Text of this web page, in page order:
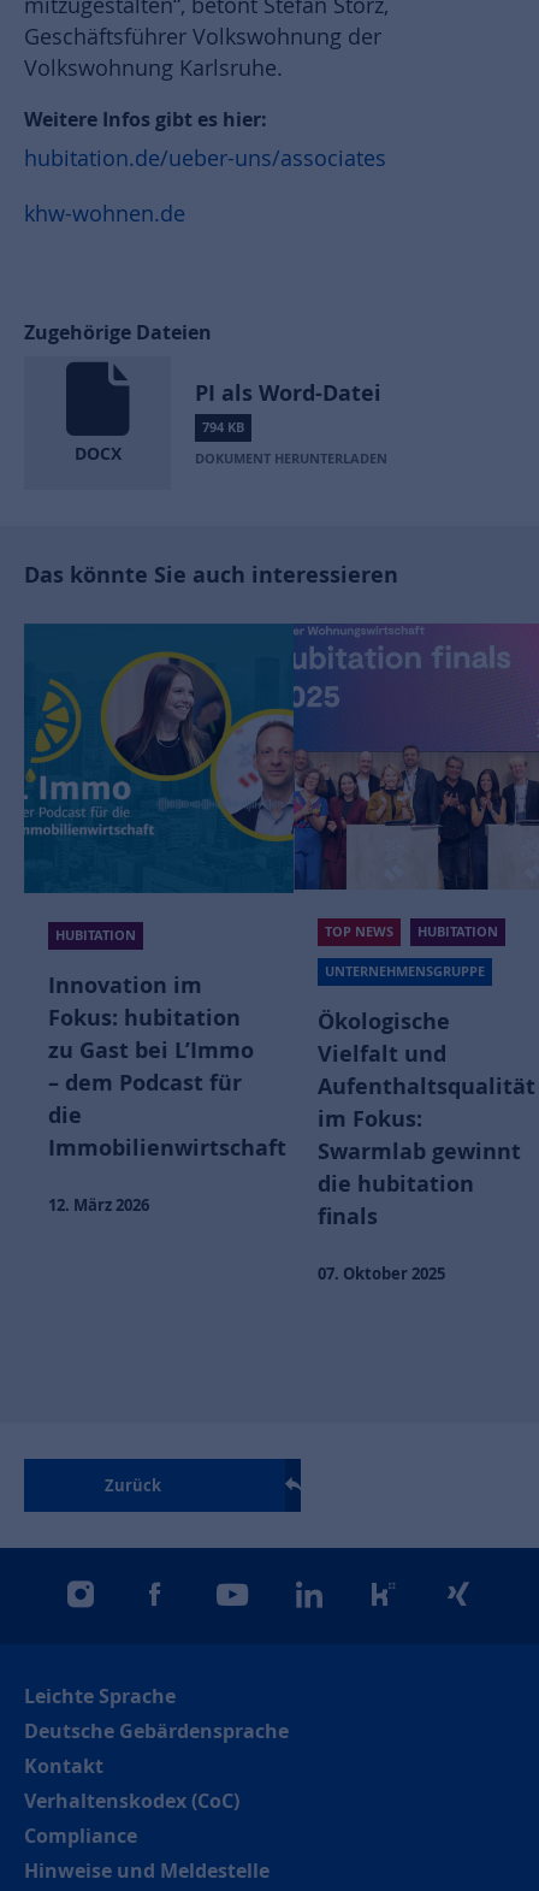
mitzugestalten“, betont Stefan Storz,
Geschäftsführer Volkswohnung der
Volkswohnung Karlsruhe.
Weitere Infos gibt es hier:
hubitation.de/ueber-uns/associates
khw-wohnen.de
Zugehörige Dateien
DOCX
PI als Word-Datei
794 KB
DOKUMENT HERUNTERLADEN
Das könnte Sie auch interessieren
HUBITATION
Innovation im
Fokus: hubitation
zu Gast bei L’Immo
– dem Podcast für
die
Immobilienwirtschaft
12. März 2026
TOP NEWS HUBITATION
UNTERNEHMENSGRUPPE
Ökologische
Vielfalt und
Aufenthaltsqualität
im Fokus:
Swarmlab gewinnt
die hubitation
finals
07. Oktober 2025
Zurück
instagramfacebookyoutubelinkedinkununuxing
Leichte Sprache
Deutsche Gebärdensprache
Kontakt
Verhaltenskodex (CoC)
Compliance
Hinweise und Meldestelle